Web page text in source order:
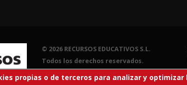
© 2026 RECURSOS EDUCATIVOS S.L.
Todos los derechos reservados.
propias o de terceros para analizar y